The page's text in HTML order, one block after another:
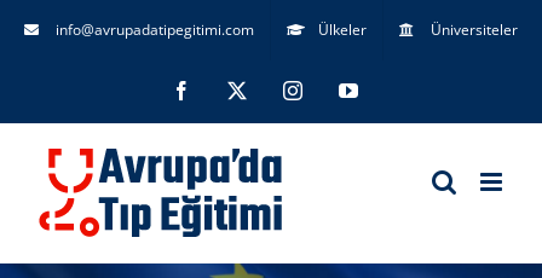
Skip
info@avrupadatipegitimi.com Ülkeler Üniversiteler
Facebook InstagramYouTube